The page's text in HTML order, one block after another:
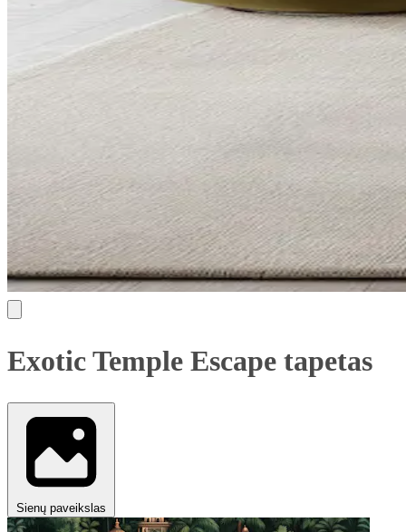
Exotic Temple Escape tapetas
Sienų paveikslas